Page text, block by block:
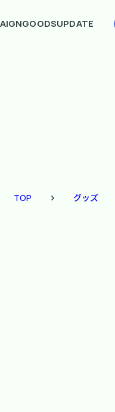
GOODSUPDATE
TOP グッズ